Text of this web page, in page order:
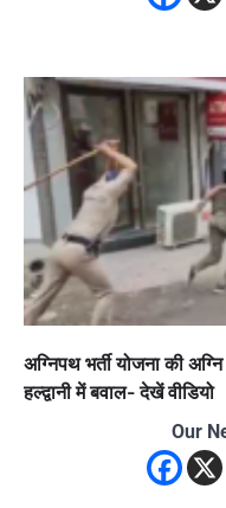
अग्निपथ भर्ती योजना की
हल्द्वानी में बवाल- देखें वीडियो
Our